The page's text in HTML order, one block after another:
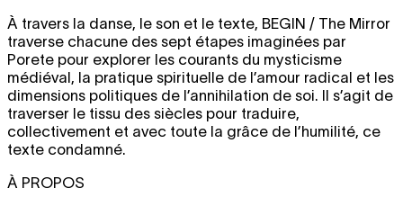
À travers la danse, le son et le texte, BEGIN / The Mirror
traverse chacune des sept étapes imaginées par
Porete pour explorer les courants du mysticisme
médiéval, la pratique spirituelle de l’amour radical et les
dimensions politiques de l’annihilation de soi. Il s’agit de
traverser le tissu des siècles pour traduire,
collectivement et avec toute la grâce de l’humilité, ce
texte condamné.
À PROPOS